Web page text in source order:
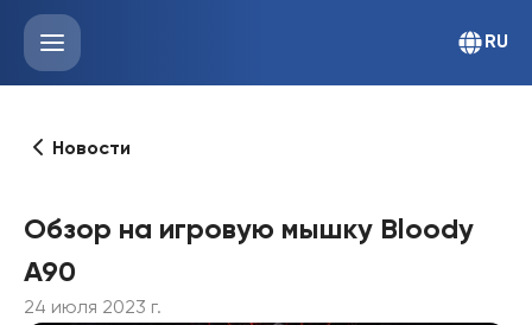
RU
Новости
Обзор на игровую мышку Bloody
A90
24 июля 2023 г.